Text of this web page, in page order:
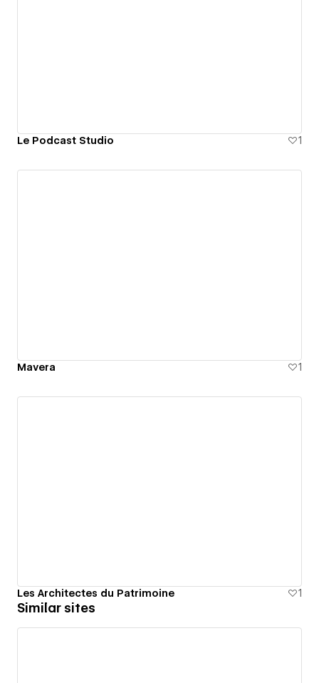
Le Podcast Studio 1
Mavera 1
Les Architectes du Patrimoine 1
Similar sites